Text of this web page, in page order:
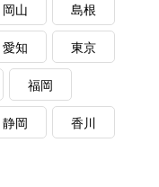
岡山 島根
愛知 東京
福岡
静岡 香川